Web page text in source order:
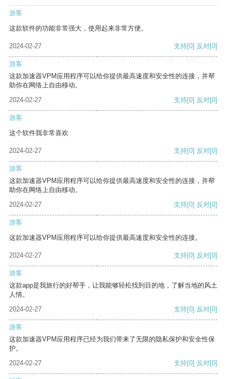
游客
这款软件的功能非常强大，使用起来非常方便。
2024-02-27 支持[0] 反对[0]
游客
这款加速器VPM应用程序可以给你提供最高速度和安全性的连接，并帮
助你在网络上自由移动。
2024-02-27
支持[0] 反对[0]
游客
这个软件我非常喜欢
2024-02-27 支持[0] 反对[0]
游客
这款加速器VPM应用程序可以给你提供最高速度和安全性的连接，并帮
助你在网络上自由移动。
2024-02-27
支持[0] 反对[0]
游客
这款加速器VPM应用程序可以给你提供最高速度和安全性的连接。
2024-02-27 支持[0] 反对[0]
游客
这款app是我旅行的好帮手，让我能够轻松找到目的地，了解当地的风土
人情。
2024-02-27
支持[0] 反对[0]
游客
这款加速器VPM应用程序已经为我们带来了无限的隐私保护和安全性保
护。
2024-02-27
支持[0] 反对[0]